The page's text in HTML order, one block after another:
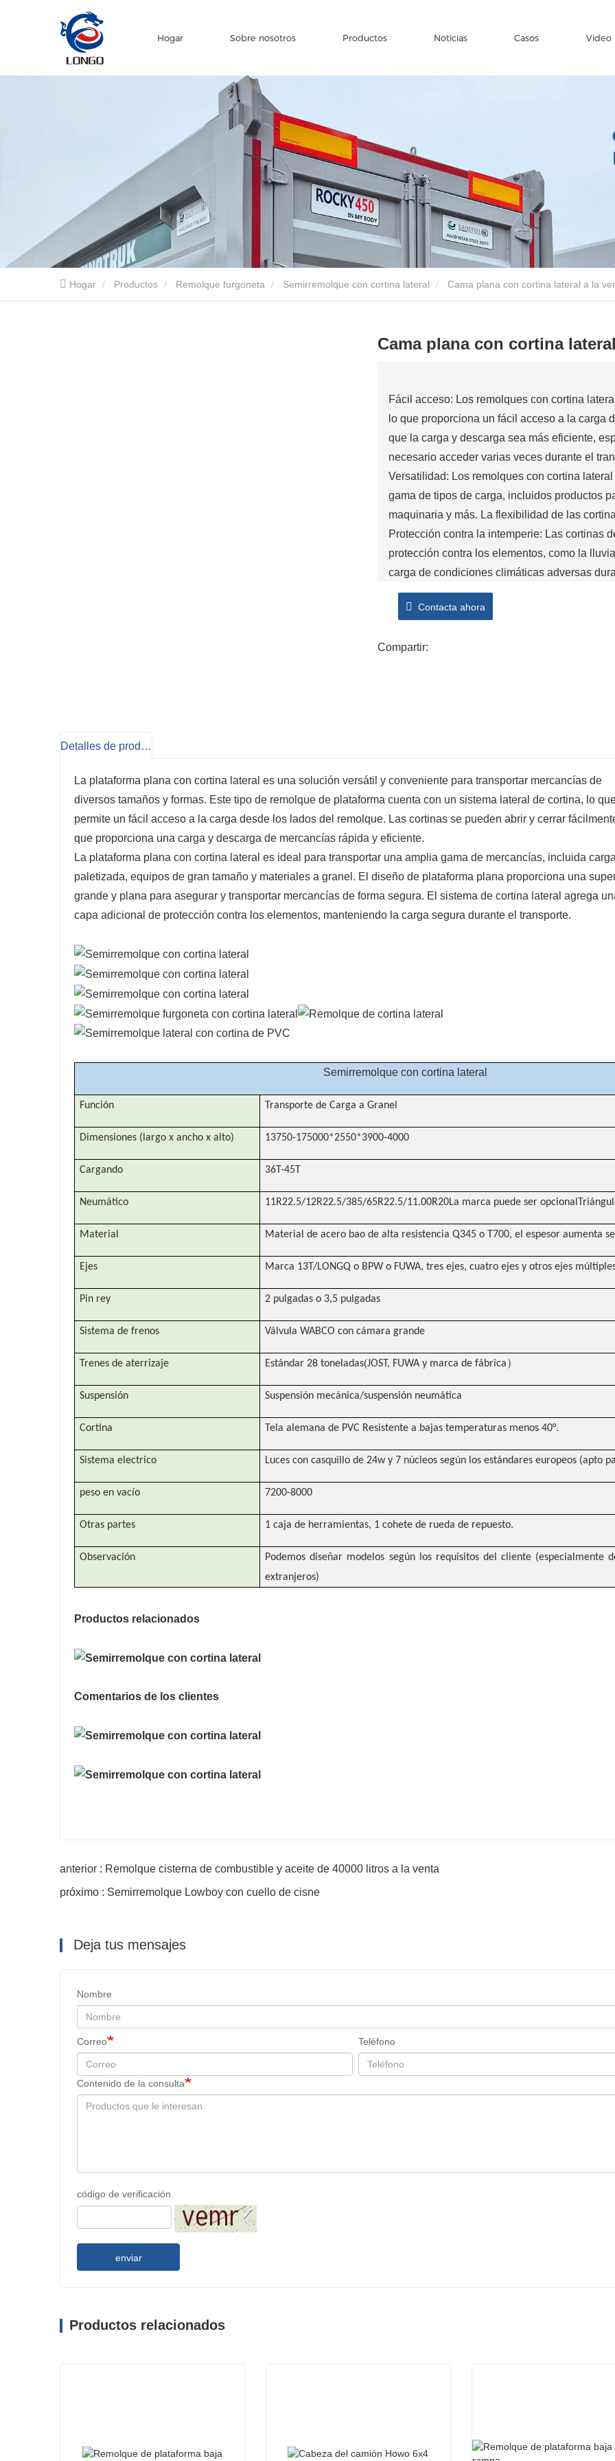
Hogar Sobre nosotros Productos Noticias Casos Video
Hogar Productos Remolque furgoneta Semirremolque con cortina lateral Cama plana con cortina lateral a la
Cama plana con cortina
Fácil acceso: Los remolques con cortina
lo que proporciona un fácil acceso a la carga
que la carga y descarga sea más eficiente,
necesario acceder varias veces durante el
Versatilidad: Los remolques con cortina
gama de tipos de carga, incluidos productos
maquinaria y más. La flexibilidad de las
Protección contra la intemperie: Las cortinas
protección contra los elementos, como la
carga de condiciones climáticas adversas
Seguridad: Los remolques con cortina lateral
del remolque. Las cortinas se pueden cerrar
Eficiencia: El rápido y fácil acceso que
Contacta ahora
Compartir:
Detalles de producto
La plataforma plana con cortina lateral es una solución versátil y conveniente para transportar mercancías de
diversos tamaños y formas. Este tipo de remolque de plataforma cuenta con un sistema lateral de cortina, lo
permite un fácil acceso a la carga desde los lados del remolque. Las cortinas se pueden abrir y cerrar
que proporciona una carga y descarga de mercancías rápida y eficiente.
La plataforma plana con cortina lateral es ideal para transportar una amplia gama de mercancías, incluida
paletizada, equipos de gran tamaño y materiales a granel. El diseño de plataforma plana proporciona una
grande y plana para asegurar y transportar mercancías de forma segura. El sistema de cortina lateral agrega
capa adicional de protección contra los elementos, manteniendo la carga segura durante el transporte.
Semirremolque con cortina lateral
Función Transporte de Carga a Granel
Dimensiones (largo x ancho x alto) 13750-175000*2550*3900-4000
Cargando 36T-45T
Neumático 11R22.5/12R22.5/385/65R22.5/11.00R20La marca puede ser
Material Material de acero bao de alta resistencia Q345 o T700, el espesor aumenta
Ejes Marca 13T/LONGQ o BPW o FUWA, tres ejes, cuatro ejes y otros ejes múltiples
Pin rey 2 pulgadas o 3,5 pulgadas
Sistema de frenos Válvula WABCO con cámara grande
Trenes de aterrizaje Estándar 28 toneladas(JOST, FUWA y marca de fábrica）
Suspensión Suspensión mecánica/suspensión neumática
Cortina Tela alemana de PVC Resistente a bajas temperaturas menos 40°.
Sistema electrico Luces con casquillo de 24w y 7 núcleos según los estándares europeos (apto
peso en vacío 7200-8000
Otras partes 1 caja de herramientas, 1 cohete de rueda de repuesto.
Observación
Podemos diseñar modelos según los requisitos del cliente (especialmente
extranjeros)
Productos relacionados
Comentarios de los clientes
anterior : Remolque cisterna de combustible y aceite de 40000 litros a la venta
próximo : Semirremolque Lowboy con cuello de cisne
Deja tus mensajes
Nombre
Correo Teléfono
Contenido de la consulta
código de verificación
enviar
Productos relacionados